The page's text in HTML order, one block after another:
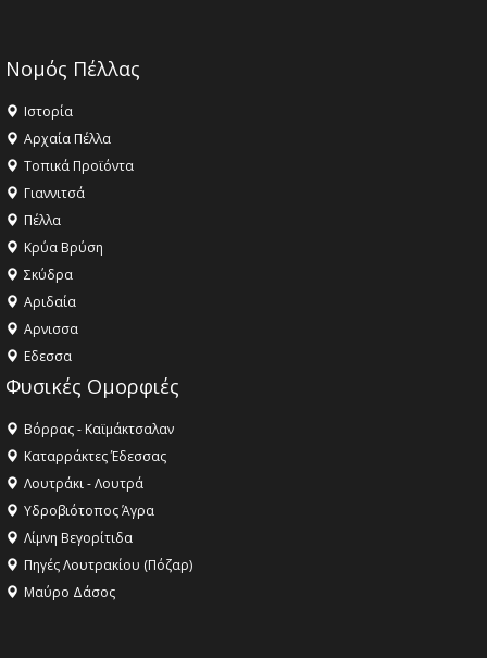
Νομός Πέλλας
Ιστορία
Αρχαία Πέλλα
Τοπικά Προϊόντα
Γιαννιτσά
Πέλλα
Κρύα Βρύση
Σκύδρα
Αριδαία
Aρνισσα
Eδεσσα
Φυσικές Ομορφιές
Βόρρας - Καϊμάκτσαλαν
Καταρράκτες Έδεσσας
Λουτράκι - Λουτρά
Υδροβιότοπος Άγρα
Λίμνη Βεγορίτιδα
Πηγές Λουτρακίου (Πόζαρ)
Μαύρο Δάσος